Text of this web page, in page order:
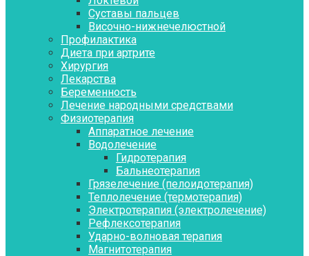
Суставы пальцев
Височно-нижнечелюстной
Профилактика
Диета при артрите
Хирургия
Лекарства
Беременность
Лечение народными средствами
Физиотерапия
Аппаратное лечение
Водолечение
Гидротерапия
Бальнеотерапия
Грязелечение (пелоидотерапия)
Теплолечение (термотерапия)
Электротерапия (электролечение)
Рефлексотерапия
Ударно-волновая терапия
Магнитотерапия